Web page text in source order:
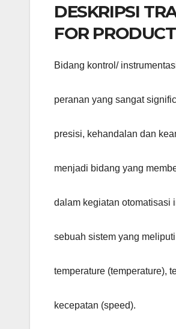
DESKRIPSI
FOR
Bidang kontrol/
peranan yang sangat
presisi, kehandalan dan
menjadi bidang yang
dalam kegiatan otomatisasi
sebuah sistem yang
temperature (temperature),
kecepatan (speed).